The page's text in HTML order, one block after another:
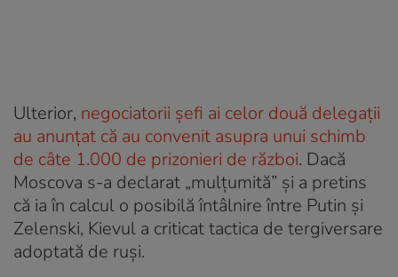
Ulterior, negociatorii șefi ai celor două delegații
au anunțat că au convenit asupra unui schimb
de câte 1.000 de prizonieri de război. Dacă
Moscova s-a declarat „mulțumită” și a pretins
că ia în calcul o posibilă întâlnire între Putin și
Zelenski, Kievul a criticat tactica de tergiversare
adoptată de ruși.